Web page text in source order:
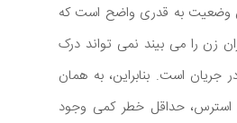
وضعیت به قدری واضح است که
زن را می بیند نمی تواند درک
جریان است. بنابراین، به همان
استرس، حداقل خطر کمی وجود